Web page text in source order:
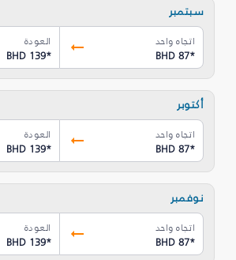
سبتمبر
اتجاه واحد
BHD 87*
العودة
BHD 139*
أكتوبر
اتجاه واحد
BHD 87*
العودة
BHD 139*
نوفمبر
اتجاه واحد
BHD 87*
العودة
BHD 139*